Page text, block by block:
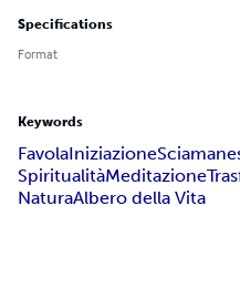
Specifications
Format
Keywords
FavolaIniziazione
SpiritualitàMeditazione
NaturaAlbero della Vita